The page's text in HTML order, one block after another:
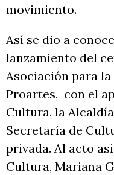
movimiento.
Así se dio a
lanzamiento del
Asociación para
Proartes, con el
Cultura, la
Secretaría de
privada. Al acto
Cultura, Mariana